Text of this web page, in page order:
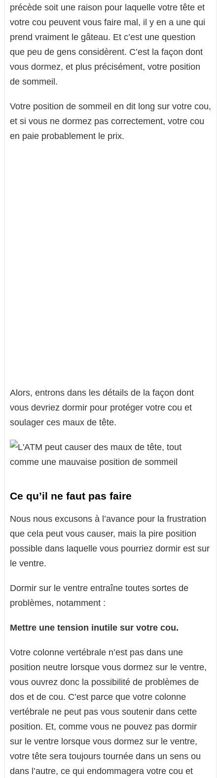
précède soit une raison pour laquelle votre tête et
votre cou peuvent vous faire mal, il y en a une qui
prend vraiment le gâteau. Et c’est une question
que peu de gens considèrent. C’est la façon dont
vous dormez, et plus précisément, votre position
de sommeil.
Votre position de sommeil en dit long sur votre cou,
et si vous ne dormez pas correctement, votre cou
en paie probablement le prix.
Alors, entrons dans les détails de la façon dont
vous devriez dormir pour protéger votre cou et
soulager ces maux de tête.
Ce qu’il ne faut pas faire
Nous nous excusons à l’avance pour la frustration
que cela peut vous causer, mais la pire position
possible dans laquelle vous pourriez dormir est sur
le ventre.
Dormir sur le ventre entraîne toutes sortes de
problèmes, notamment :
Mettre une tension inutile sur votre cou.
Votre colonne vertébrale n’est pas dans une
position neutre lorsque vous dormez sur le ventre,
vous ouvrez donc la possibilité de problèmes de
dos et de cou. C’est parce que votre colonne
vertébrale ne peut pas vous soutenir dans cette
position. Et, comme vous ne pouvez pas dormir
sur le ventre lorsque vous dormez sur le ventre,
votre tête sera toujours tournée dans un sens ou
dans l’autre, ce qui endommagera votre cou et